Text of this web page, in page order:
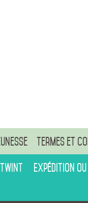
Termes et
Expédition